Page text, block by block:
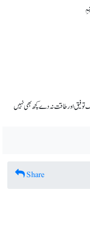
توفیق اور طاقت نہ دے کچھ بھی نہیں
Share